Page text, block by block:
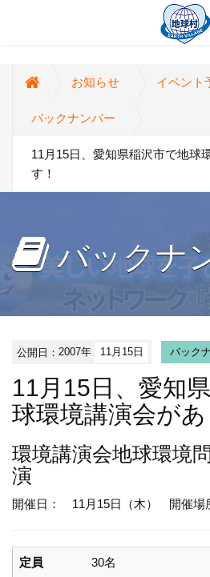
お知らせ イベント
バックナンバー
11月15日、愛知県稲沢市で地球
す！
バックナ
公開日：2007年 11月15日 バック
11月15日、愛知
球環境講演会があ
環境講演会地球環境
演
開催日： 11月15日（木） 開催
定員 30名